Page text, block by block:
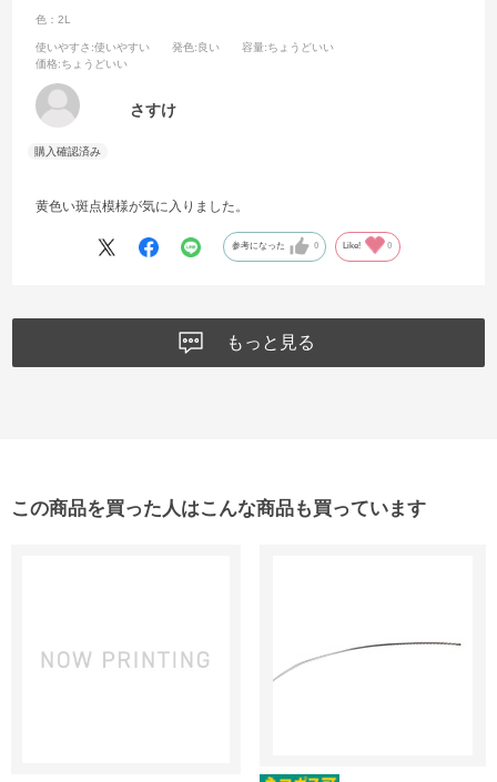
色：2L
使いやすさ :使いやすい 発色:良い 容量:ちょうどいい
価格:ちょうどいい
さすけ
黄色い斑点模様が気に入りました。
参考になった 0 Like! 0
もっと見る
この商品を買った人はこんな商品も買っています